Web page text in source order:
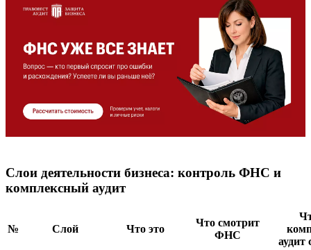
Слои деятельности бизнеса: контроль ФНС и
комплексный аудит
№ Слой Что это
Что смотрит
ФНС
аудит